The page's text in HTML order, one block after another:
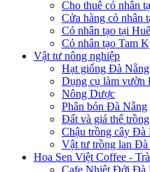
Cho thuê cỏ nhân
Cửa hàng cỏ nhân
Cỏ nhân tạo tại Huế
Cỏ nhân tạo Tam
Vật tư nông nghiệp
Hạt giống Đà Nẵng
Dụng cụ làm vườn
Nông Dược
Phân bón Đà Nẵng
Đất và giá thể trồng
Chậu trồng cây Đà
Vật tư trồng lan Đà
Hoa Sen Việt Coffee -
Cafe Nhiệt Đới Đà